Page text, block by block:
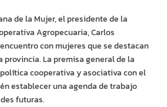
de la Mujer, el presidente de la
Agropecuaria, Carlos
con mujeres que se destacan
provincia. La premisa general de la
cooperativa y asociativa con el
establecer una agenda de trabajo
futuras.